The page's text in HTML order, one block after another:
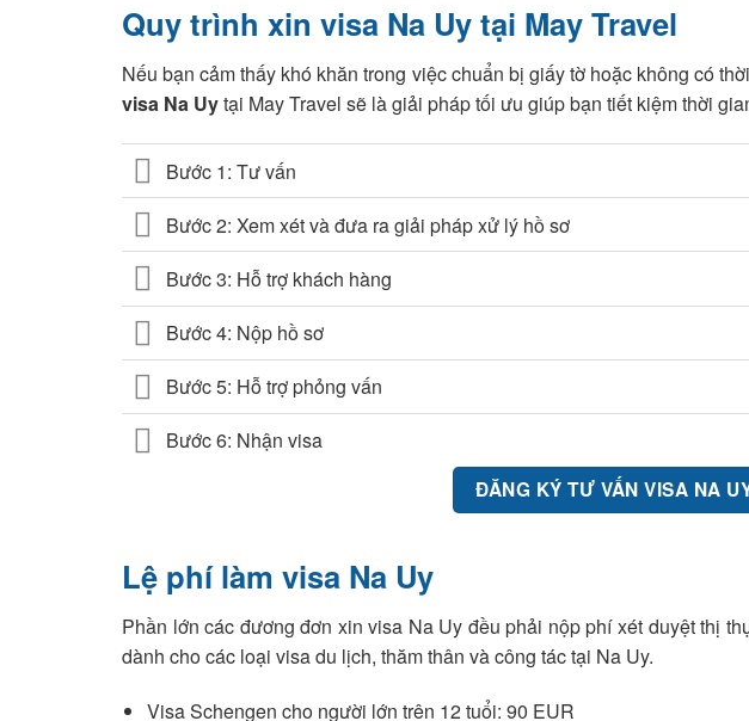
Quy trình xin visa Na Uy tại May Travel
Nếu bạn cảm thấy khó khăn trong việc chuẩn bị giấy tờ hoặc không có
visa Na Uytại May Travel sẽ là giải pháp tối ưu giúp bạn tiết kiệm thời
Bước 1: Tư vấn
Bước 2: Xem xét và đưa ra giải pháp xử lý hồ sơ
Bước 3: Hỗ trợ khách hàng
Bước 4: Nộp hồ sơ
Bước 5: Hỗ trợ phỏng vấn
Bước 6: Nhận visa
ĐĂNG KÝ TƯ VẤN VISA NA
Lệ phí làm visa Na Uy
Phần lớn các đương đơn xin visa Na Uy đều phải nộp phí xét duyệt thị
dành cho các loại visa du lịch, thăm thân và công tác tại Na Uy.
Visa Schengen cho người lớn trên 12 tuổi: 90 EUR